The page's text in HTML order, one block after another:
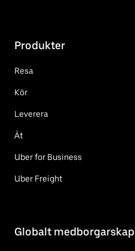
Produkter
Resa
Kör
Leverera
Ät
Uber for Business
Uber Freight
Globalt medborgarskap